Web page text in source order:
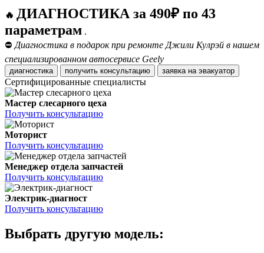
🔥 ДИАГНОСТИКА за 490₽ по 43
параметрам .
⛔ Диагностика в подарок при ремонте Джили Кулрэй в нашем
специализированном автосервисе Geely
диагностика получить консультацию заявка на эвакуатор
Сертифицированные специалисты
Мастер слесарного цеха
Получить консультацию
Моторист
Получить консультацию
Менеджер отдела запчастей
Получить консультацию
Электрик-диагност
Получить консультацию
Выбрать другую модель: